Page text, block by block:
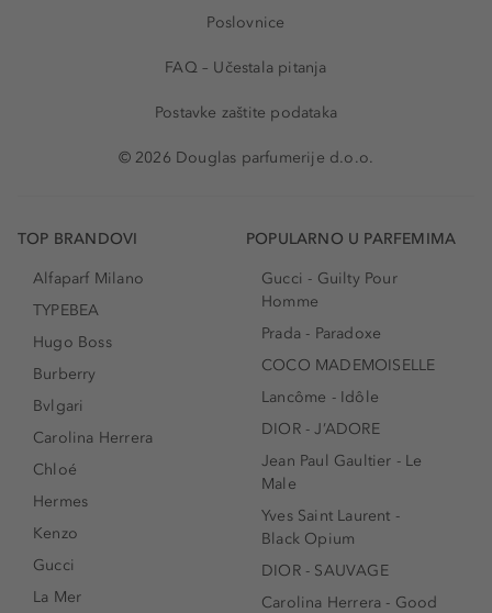
Poslovnice
FAQ – Učestala pitanja
Postavke zaštite podataka
© 2026 Douglas parfumerije d.o.o.
TOP BRANDOVI
Alfaparf Milano
TYPEBEA
Hugo Boss
Burberry
Bvlgari
Carolina Herrera
Chloé
Hermes
Kenzo
Gucci
La Mer
POPULARNO U PARFEMIMA
Gucci - Guilty Pour
Homme
Prada - Paradoxe
COCO MADEMOISELLE
Lancôme - Idôle
DIOR - J’ADORE
Jean Paul Gaultier - Le
Male
Yves Saint Laurent -
Black Opium
DIOR - SAUVAGE
Carolina Herrera - Good